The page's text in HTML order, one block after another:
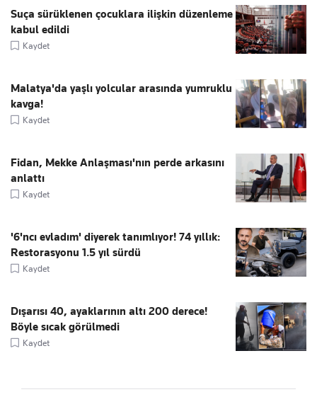
Suça sürüklenen çocuklara ilişkin düzenleme
kabul edildi
Kaydet
Malatya'da yaşlı yolcular arasında yumruklu
kavga!
Kaydet
Fidan, Mekke Anlaşması'nın perde arkasını
anlattı
Kaydet
'6'ncı evladım' diyerek tanımlıyor! 74 yıllık:
Restorasyonu 1.5 yıl sürdü
Kaydet
Dışarısı 40, ayaklarının altı 200 derece!
Böyle sıcak görülmedi
Kaydet